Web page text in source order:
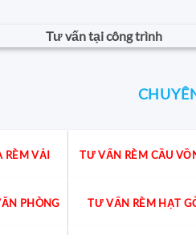
Tư vấn tại công trình
RÈM VẢI TƯ VẤN RÈM CẦU
PHÒNG TƯ VẤN RÈM HẠT